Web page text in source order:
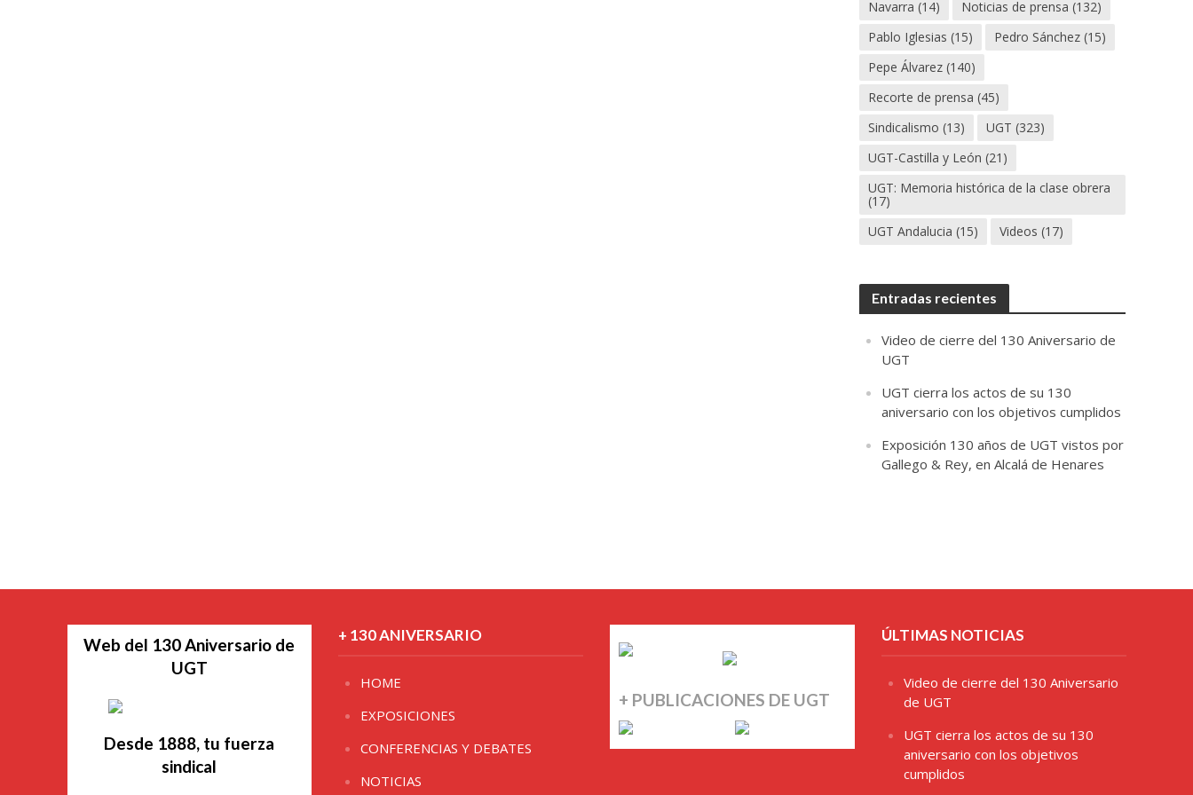
Navarra (14) Noticias de prensa (132)
Pablo Iglesias (15) Pedro Sánchez (15)
Pepe Álvarez (140)
Recorte de prensa (45)
Sindicalismo (13) UGT (323)
UGT-Castilla y León (21)
UGT: Memoria histórica de la clase obrera
(17)
UGT Andalucia (15) Videos (17)
Entradas recientes
Video de cierre del 130 Aniversario de
UGT
UGT cierra los actos de su 130
aniversario con los objetivos cumplidos
Exposición 130 años de UGT vistos por
Gallego & Rey, en Alcalá de Henares
Web del 130 Aniversario de
UGT
Desde 1888, tu fuerza
sindical
+ 130 ANIVERSARIO
HOME
EXPOSICIONES
CONFERENCIAS Y DEBATES
NOTICIAS
+ PUBLICACIONES DE UGT
ÚLTIMAS NOTICIAS
Video de cierre del 130 Aniversario
de UGT
UGT cierra los actos de su 130
aniversario con los objetivos
cumplidos